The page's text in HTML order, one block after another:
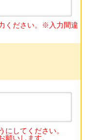
ください。※入力間違
してください。
願いします。